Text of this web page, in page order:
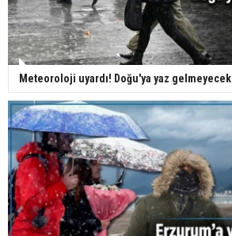
Meteoroloji uyardı! Doğu'ya yaz gelmeyecek